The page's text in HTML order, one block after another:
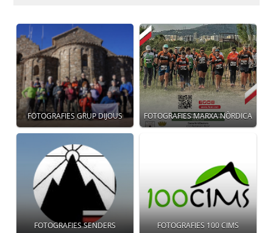
FOTOGRAFIES GRUP DIJOUS FOTOGRAFIES MARXA NÒRDICA
FOTOGRAFIES SENDERS FOTOGRAFIES 100 CIMS